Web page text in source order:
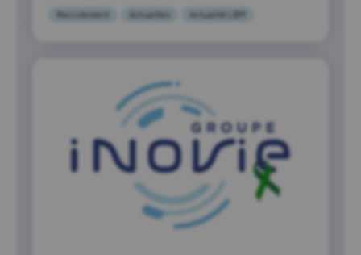
Recrutement Actualités Actualité LBM